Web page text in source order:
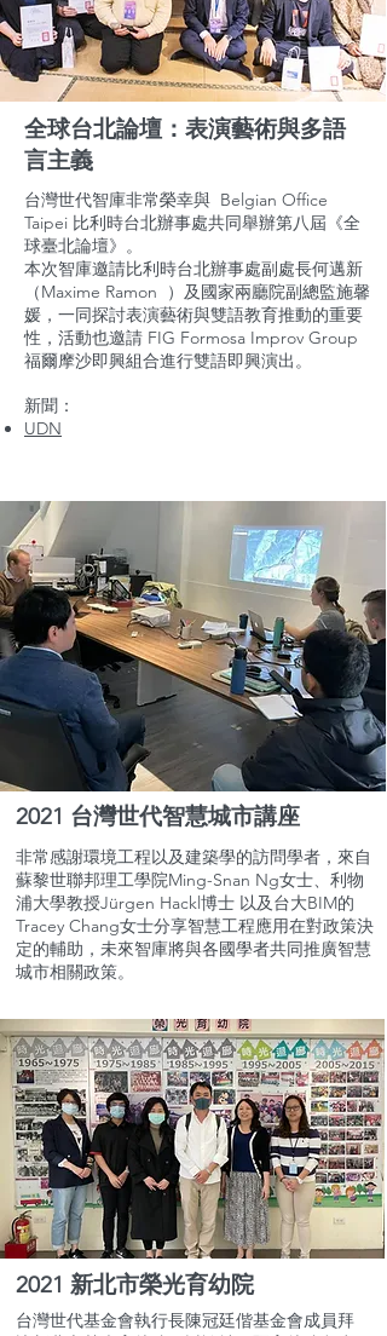
全球台北論壇：表演藝術與多語
言主義
台灣世代智庫非常榮幸與 Belgian Office
Taipei 比利時台北辦事處共同舉辦第八屆《全
球臺北論壇》。
本次智庫邀請比利時台北辦事處副處長何邁新
（Maxime Ramon ）及國家兩廳院副總監施馨
媛，一同探討表演藝術與雙語教育推動的重要
性，活動也邀請 FIG Formosa Improv Group
福爾摩沙即興組合進行雙語即興演出。
新聞：
​UDN
2021 台灣世代智慧城市講座
非常感謝環境工程以及建築學的訪問學者，來自
蘇黎世聯邦理工學院Ming-Snan Ng女士、利物
浦大學教授Jürgen Hackl博士 以及台大BIM的
Tracey Chang女士分享智慧工程應用在對政策決
定的輔助，未來智庫將與各國學者共同推廣智慧
城市相關政策。
2021 新北市榮光育幼院
台灣世代基金會執行長陳冠廷偕基金會成員拜